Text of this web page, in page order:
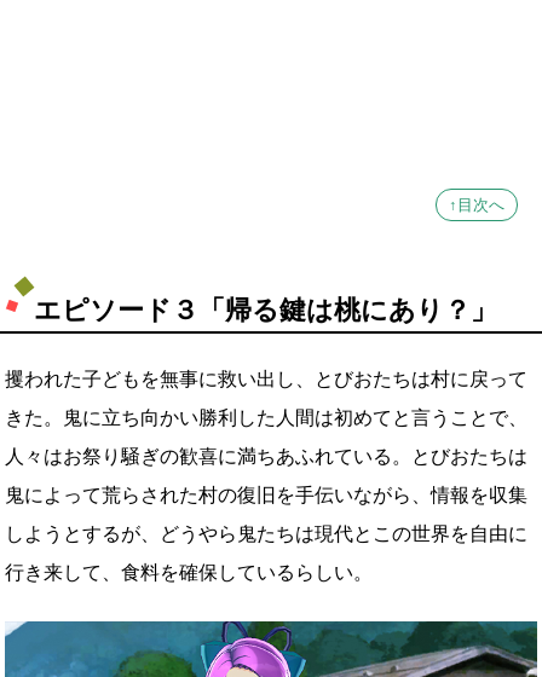
↑目次へ
エピソード３「帰る鍵は桃にあり？」
攫われた子どもを無事に救い出し、とびおたちは村に戻って
きた。鬼に立ち向かい勝利した人間は初めてと言うことで、
人々はお祭り騒ぎの歓喜に満ちあふれている。とびおたちは
鬼によって荒らされた村の復旧を手伝いながら、情報を収集
しようとするが、どうやら鬼たちは現代とこの世界を自由に
行き来して、食料を確保しているらしい。